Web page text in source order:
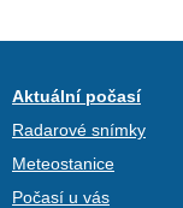
Aktuální počasí
Radarové snímky
Meteostanice
Počasí u vás